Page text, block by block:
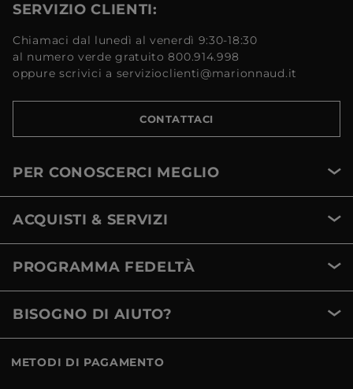
SERVIZIO CLIENTI:
Chiamaci dal lunedì al venerdì 9:30-18:30
al numero verde gratuito 800.914.998
oppure scrivici a servizioclienti@marionnaud.it
CONTATTACI
PER CONOSCERCI MEGLIO
ACQUISTI & SERVIZI
PROGRAMMA FEDELTÀ
BISOGNO DI AIUTO?
METODI DI PAGAMENTO